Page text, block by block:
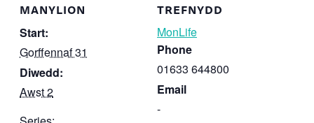
MANYLION
Start:
Gorffennaf 31
Diwedd:
Awst 2
TREFNYDD
MonLife
Phone
01633 644800
Email
-